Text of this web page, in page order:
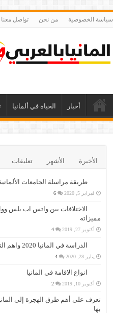
سياسة الخصوصية من نحن تواصل معنا
أخبار الحياة في ألمانيا
الأخيرة الأشهر تعليقات
طريقة مراسلة الجامعات
فبراير 5, 2020 6
الاختلافات بين واتس اب بلس
مميزاته
أكتوبر 27, 2019 4
الدراسة في المانيا 2020 واهم التفاصيل عنها
يناير 28, 2020 4
انواع الاقامة في المانيا
أكتوبر 10, 2019 2
تعرف على أهم طرق الهجرة إلى
بها